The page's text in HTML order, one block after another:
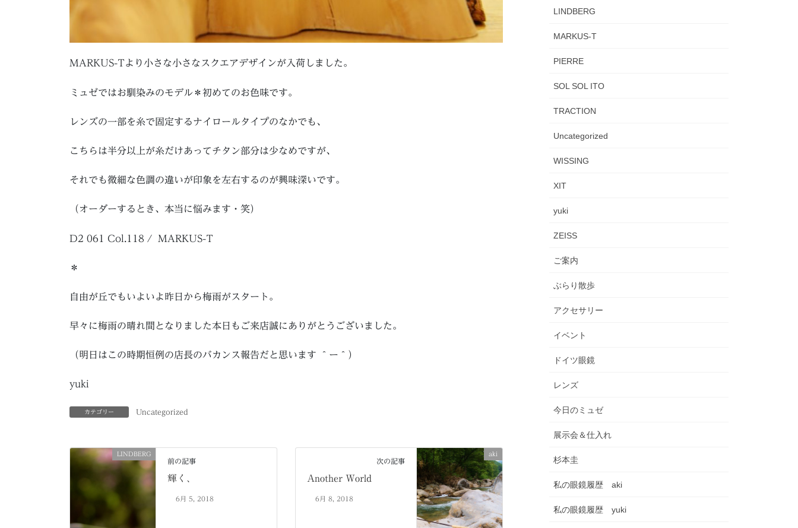
MARKUS-Tより小さな小さなスクエアデザインが入荷しました。
ミュゼではお馴染みのモデル＊初めてのお色味です。
レンズの一部を糸で固定するナイロールタイプのなかでも、
こちらは半分以上が糸だけあってチタン部分は少なめですが、
それでも微細な色調の違いが印象を左右するのが興味深いです。
（オーダーするとき、本当に悩みます・笑）
D2 061 Col.118 / MARKUS-T
＊
自由が丘でもいよいよ昨日から梅雨がスタート。
早々に梅雨の晴れ間となりました本日もご来店誠にありがとうございました。
（明日はこの時期恒例の店長のバカンス報告だと思います ＾ー＾）
yuki
カテゴリー Uncategorized
LINDBERG
前の記事
輝く、
6月 5, 2018
aki
次の記事
Another World
6月 8, 2018
LINDBERG
MARKUS-T
PIERRE
SOL SOL ITO
TRACTION
Uncategorized
WISSING
XIT
yuki
ZEISS
ご案内
ぶらり散歩
アクセサリー
イベント
ドイツ眼鏡
レンズ
今日のミュゼ
展示会＆仕入れ
杉本圭
私の眼鏡履歴 aki
私の眼鏡履歴 yuki